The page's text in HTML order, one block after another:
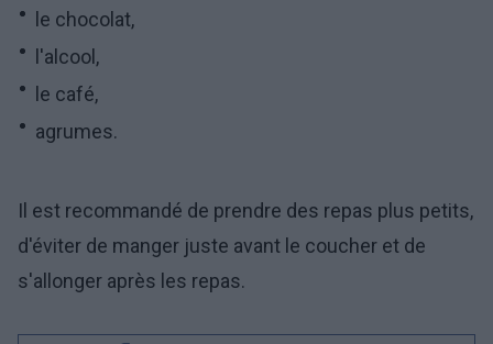
le chocolat,
l'alcool,
le café,
agrumes.
Il est recommandé de prendre des repas plus petits,
d'éviter de manger juste avant le coucher et de
s'allonger après les repas.